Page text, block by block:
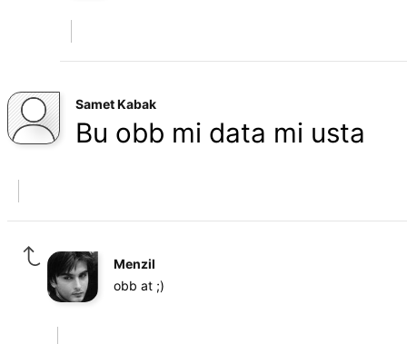
Samet Kabak
Bu obb mi data mi usta
Menzil
obb at ;)